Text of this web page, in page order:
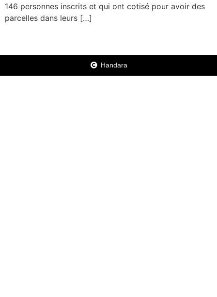
146 personnes inscrits et qui ont cotisé pour avoir des
parcelles dans leurs […]
Handara